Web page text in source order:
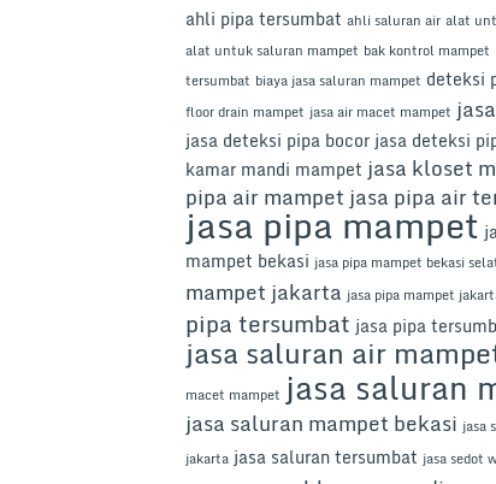
ahli pipa tersumbat ahli saluran air alat
alat untuk saluran mampet bak kontrol mampet
tersumbat biaya jasa saluran mampet deteksi
floor drain mampet jasa air macet mampet
jasa deteksi pipa bocor jasa deteksi
kamar mandi mampet jasa kloset
pipa air mampet jasa pipa air
jasa pipa mampet
mampet bekasi jasa pipa mampet bekasi
mampet jakarta jasa pipa mampet
pipa tersumbat jasa pipa
jasa saluran air
macet mampet jasa saluran
jasa saluran mampet bekasi jasa
jakarta jasa saluran tersumbat jasa sedot